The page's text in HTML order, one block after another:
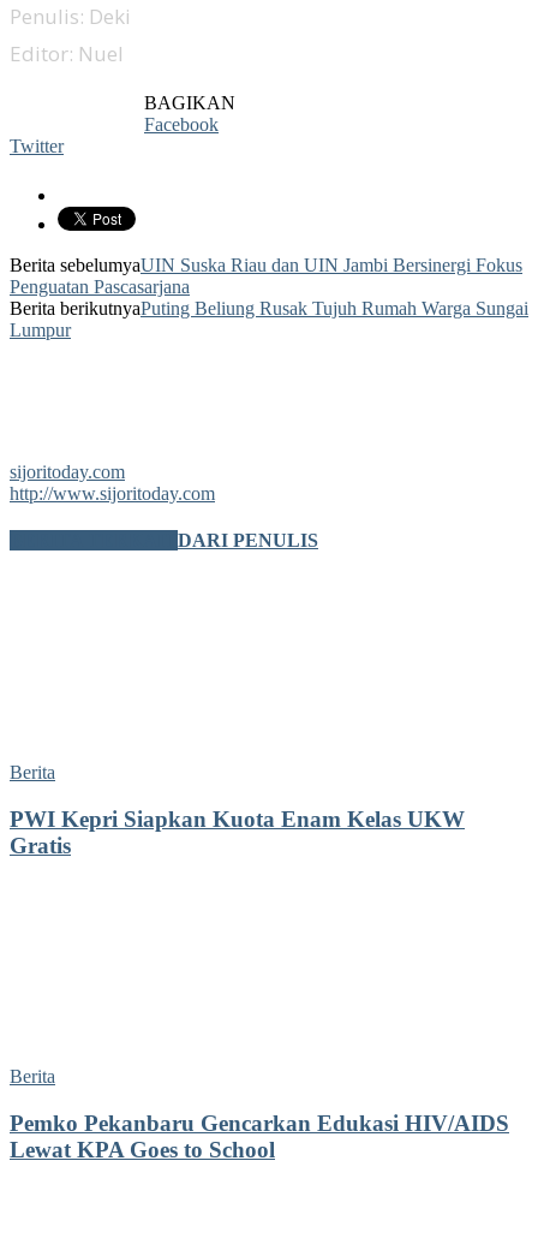
Penulis: Deki
Editor: Nuel
BAGIKAN
Facebook
Twitter
Berita sebelumyaUIN Suska Riau dan UIN Jambi Bersinergi Fokus
Penguatan Pascasarjana
Berita berikutnyaPuting Beliung Rusak Tujuh Rumah Warga Sungai
Lumpur
sijoritoday.com
http://www.sijoritoday.com
DARI PENULIS
Berita
PWI Kepri Siapkan Kuota Enam Kelas UKW
Gratis
Berita
Pemko Pekanbaru Gencarkan Edukasi HIV/AIDS
Lewat KPA Goes to School